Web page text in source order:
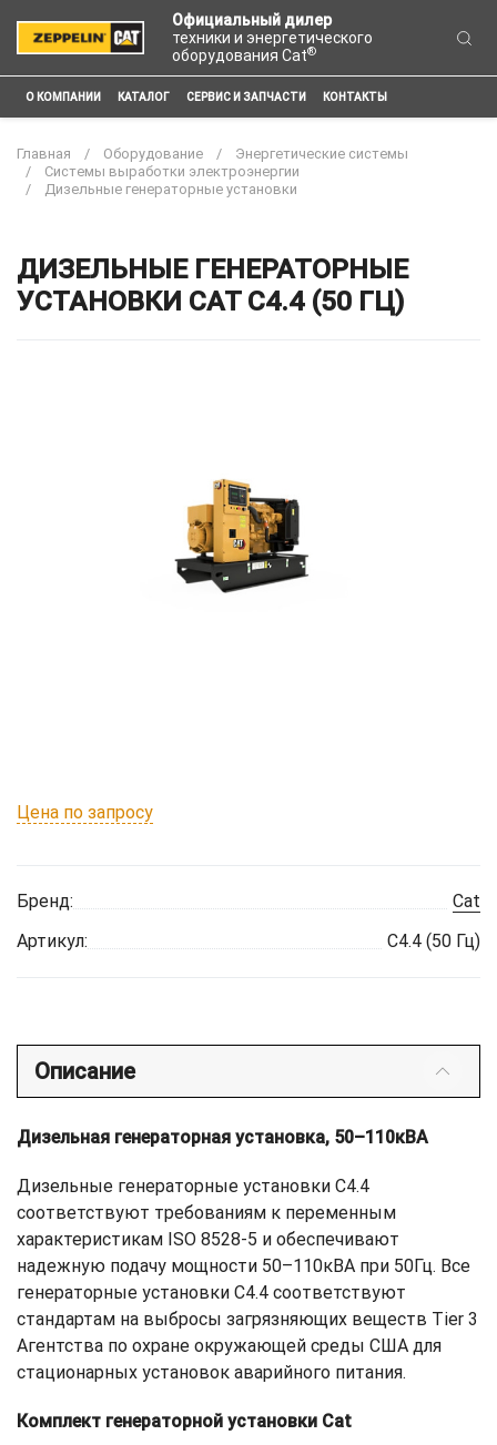
Официальный дилер
техники и энергетического
оборудования Cat®
О КОМПАНИИ КАТАЛОГ СЕРВИС И ЗАПЧАСТИ КОНТАКТЫ
Главная Оборудование
Энергетические системы
Системы выработки электроэнергии
Дизельные генераторные установки
ДИЗЕЛЬНЫЕ ГЕНЕРАТОРНЫЕ
УСТАНОВКИ CAT C4.4 (50 ГЦ)
Цена по запросу
Бренд:
Cat
Артикул:
C4.4 (50 Гц)
Описание
Дизельная генераторная установка, 50–110кВА
Дизельные генераторные установки C4.4
соответствуют требованиям к переменным
характеристикам ISO 8528-5 и обеспечивают
надежную подачу мощности 50–110кВА при 50Гц. Все
генераторные установки C4.4 соответствуют
стандартам на выбросы загрязняющих веществ Tier 3
Агентства по охране окружающей среды США для
стационарных установок аварийного питания.
Комплект генераторной установки Cat